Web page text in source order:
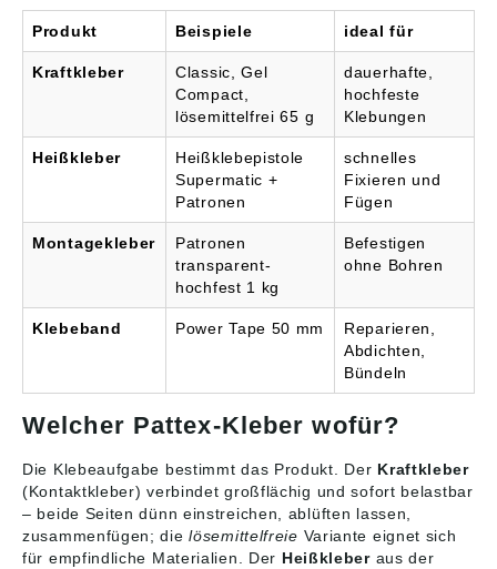
Produkt Beispiele ideal für
Kraftkleber
Classic, Gel
Compact,
lösemittelfrei 65 g
dauerhafte,
hochfeste
Klebungen
Heißkleber
Heißklebepistole
Supermatic +
Patronen
schnelles
Fixieren und
Fügen
Montagekleber
Patronen
transparent-
hochfest 1 kg
Befestigen
ohne Bohren
Klebeband Power Tape 50 mm
Reparieren,
Abdichten,
Bündeln
Welcher Pattex-Kleber wofür?
Die Klebeaufgabe bestimmt das Produkt. Der Kraftkleber
(Kontaktkleber) verbindet großflächig und sofort belastbar
– beide Seiten dünn einstreichen, ablüften lassen,
zusammenfügen; dielösemittelfreie Variante eignet sich
für empfindliche Materialien. Der Heißkleberaus der